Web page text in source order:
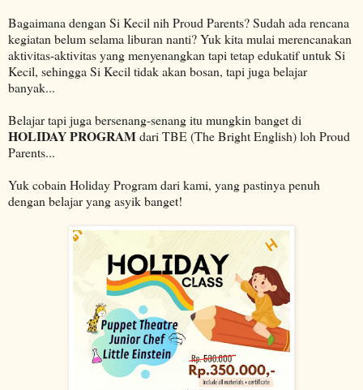
Bagaimana dengan Si Kecil nih Proud Parents? Sudah ada rencana
kegiatan belum selama liburan nanti? Yuk kita mulai merencanakan
aktivitas-aktivitas yang menyenangkan tapi tetap edukatif untuk Si
Kecil, sehingga Si Kecil tidak akan bosan, tapi juga belajar
banyak...
Belajar tapi juga bersenang-senang itu mungkin banget di
HOLIDAY PROGRAMdari TBE (The Bright English) loh Proud
Parents...
Yuk cobain Holiday Program dari kami, yang pastinya penuh
dengan belajar yang asyik banget!